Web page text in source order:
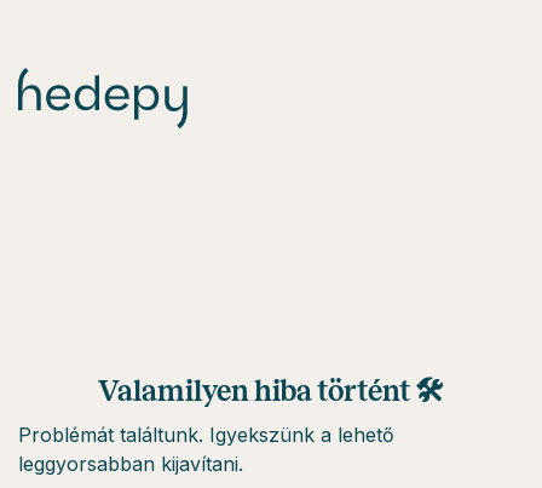
Valamilyen hiba történt 🛠
Problémát találtunk. Igyekszünk a lehető
leggyorsabban kijavítani.